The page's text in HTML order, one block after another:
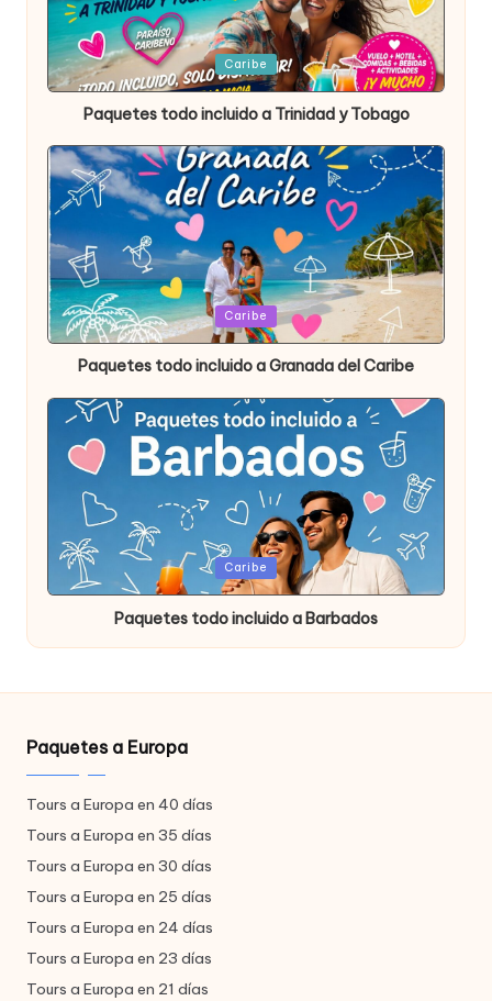
Publicada
en
Caribe
Paquetes todo incluido a Trinidad y Tobago
Publicada
en
Caribe
Paquetes todo incluido a Granada del Caribe
Publicada
en
Caribe
Paquetes todo incluido a Barbados
Paquetes a Europa
Tours a Europa en 40 días
Tours a Europa en 35 días
Tours a Europa en 30 días
Tours a Europa en 25 días
Tours a Europa en 24 días
Tours a Europa en 23 días
Tours a Europa en 21 días